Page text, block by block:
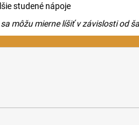
studené nápoje
môžu mierne líšiť v závislosti od